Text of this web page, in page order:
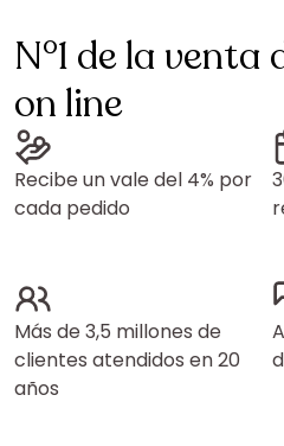
N°1 de la
on line
Recibe un vale del 4% por
cada pedido
Más de 3,5 millones de
clientes atendidos en 20
años